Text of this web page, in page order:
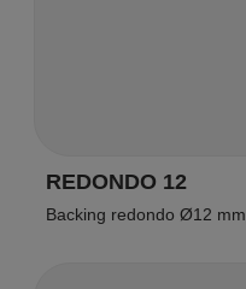
REDONDO 12
Backing redondo Ø12 mm